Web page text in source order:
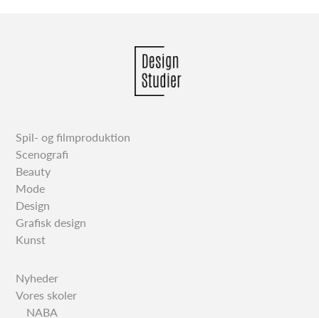
Spil- og filmproduktion
Scenografi
Beauty
Mode
Design
Grafisk design
Kunst
Nyheder
Vores skoler
NABA